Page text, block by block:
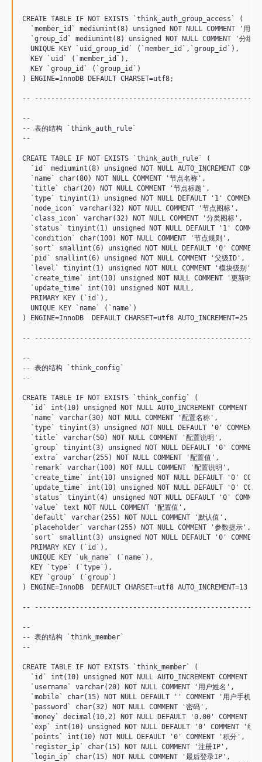
CREATE TABLE IF NOT EXISTS `think_auth_group_access` (
`member_id` mediumint(8) unsigned NOT NULL COMMENT '用户
`group_id` mediumint(8) unsigned NOT NULL COMMENT '分组
  UNIQUE KEY `uid_group_id` (`member_id`,`group_id`),
  KEY `uid` (`member_id`),
  KEY `group_id` (`group_id`)
) ENGINE=InnoDB DEFAULT CHARSET=utf8;
--
--
-- 表的结构 `think_auth_rule`
--
CREATE TABLE IF NOT EXISTS `think_auth_rule` (
`id` mediumint(8) unsigned NOT NULL AUTO_INCREMENT
  `name` char(80) NOT NULL COMMENT '节点名称',
  `title` char(20) NOT NULL COMMENT '节点标题',
`type` tinyint(1) unsigned NOT NULL DEFAULT '1' COMMENT '
  `node_icon` varchar(32) NOT NULL COMMENT '节点图标',
  `class_icon` varchar(32) NOT NULL COMMENT '分类图标',
`status` tinyint(1) unsigned NOT NULL DEFAULT '1'
  `condition` char(100) NOT NULL COMMENT '节点规则',
`sort` smallint(6) unsigned NOT NULL DEFAULT '0' COMMENT
  `pid` smallint(6) unsigned NOT NULL COMMENT '父级ID',
  `level` tinyint(1) unsigned NOT NULL COMMENT '模块级别',
`create_time` int(10) unsigned NOT NULL COMMENT '更新时间
  `update_time` int(10) unsigned NOT NULL,
  PRIMARY KEY (`id`),
  UNIQUE KEY `name` (`name`)
) ENGINE=InnoDB  DEFAULT CHARSET=utf8 AUTO_INCREMENT=25 ;
--
--
-- 表的结构 `think_config`
--
CREATE TABLE IF NOT EXISTS `think_config` (
`id` int(10) unsigned NOT NULL AUTO_INCREMENT COMMENT '
  `name` varchar(30) NOT NULL COMMENT '配置名称',
`type` tinyint(3) unsigned NOT NULL DEFAULT '0' COMMENT '
  `title` varchar(50) NOT NULL COMMENT '配置说明',
`group` tinyint(3) unsigned NOT NULL DEFAULT '0' COMMENT
  `extra` varchar(255) NOT NULL COMMENT '配置值',
  `remark` varchar(100) NOT NULL COMMENT '配置说明',
`create_time` int(10) unsigned NOT NULL DEFAULT '0'
`update_time` int(10) unsigned NOT NULL DEFAULT '0'
`status` tinyint(4) unsigned NOT NULL DEFAULT '0'
  `value` text NOT NULL COMMENT '配置值',
  `default` varchar(255) NOT NULL COMMENT '默认值',
  `placeholder` varchar(255) NOT NULL COMMENT '参数提示',
`sort` smallint(3) unsigned NOT NULL DEFAULT '0' COMMENT
  PRIMARY KEY (`id`),
  UNIQUE KEY `uk_name` (`name`),
  KEY `type` (`type`),
  KEY `group` (`group`)
) ENGINE=InnoDB  DEFAULT CHARSET=utf8 AUTO_INCREMENT=13 ;
--
--
-- 表的结构 `think_member`
--
CREATE TABLE IF NOT EXISTS `think_member` (
`id` int(10) unsigned NOT NULL AUTO_INCREMENT COMMENT '
  `username` varchar(20) NOT NULL COMMENT '用户姓名',
  `mobile` char(15) NOT NULL DEFAULT '' COMMENT '用户手机',
  `password` char(32) NOT NULL COMMENT '密码',
`money` decimal(10,2) NOT NULL DEFAULT '0.00' COMMENT '
`exp` int(10) unsigned NOT NULL DEFAULT '0' COMMENT '经
  `points` int(10) NOT NULL DEFAULT '0' COMMENT '积分',
  `register_ip` char(15) NOT NULL COMMENT '注册IP',
  `login_ip` char(15) NOT NULL COMMENT '最后登录IP',